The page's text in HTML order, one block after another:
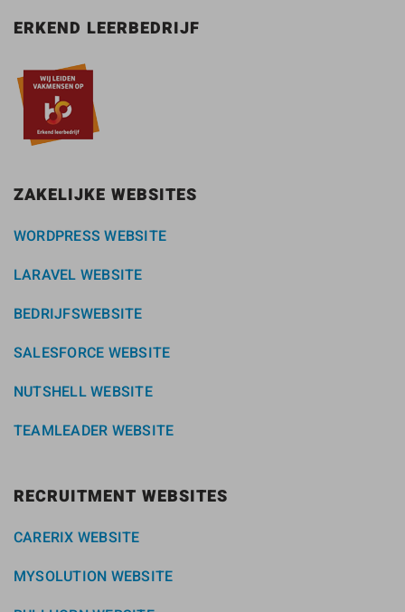
ERKEND LEERBEDRIJF
ZAKELIJKE WEBSITES
WORDPRESS WEBSITE
LARAVEL WEBSITE
BEDRIJFSWEBSITE
SALESFORCE WEBSITE
NUTSHELL WEBSITE
TEAMLEADER WEBSITE
RECRUITMENT WEBSITES
CARERIX WEBSITE
MYSOLUTION WEBSITE